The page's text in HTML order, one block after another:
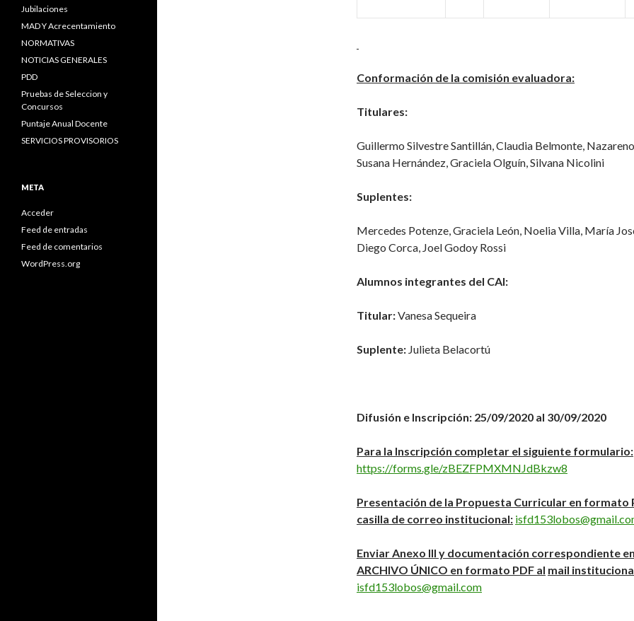
Conformación de la comisión evaluadora:
Titulares:
Guillermo Silvestre Santillán, Claudia Belmonte,
Susana Hernández, Graciela Olguín, Silvana Nicolini
Suplentes:
Mercedes Potenze, Graciela León, Noelia Villa, María
Diego Corca, Joel Godoy Rossi
Alumnos integrantes del CAI:
Titular:Vanesa Sequeira
Suplente: Julieta Belacortú
Difusión e Inscripción: 25/09/2020 al 30/09/2020
Para la Inscripción completar el siguiente formulario:
https://forms.gle/zBEZFPMXMNJdBkzw8
Presentación de la Propuesta Curricular en formato
casilla de correo institucional:
Enviar Anexo III y documentación correspondiente
ARCHIVO ÚNICO en formato PDF al mail
isfd153lobos@gmail.com
Jubilaciones
MAD Y Acrecentamiento
NORMATIVAS
NOTICIAS GENERALES
PDD
Pruebas de Seleccion y
Concursos
Puntaje Anual Docente
SERVICIOS PROVISORIOS
META
Acceder
Feed de entradas
Feed de comentarios
WordPress.org